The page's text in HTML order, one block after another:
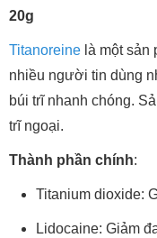
20g
Titanoreine là một
nhiều người tin dùng
búi trĩ nhanh chóng.
trĩ ngoại.
Thành phần chính:
Titanium dioxide:
Lidocaine: Giảm